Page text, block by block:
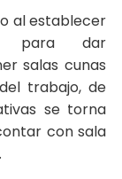
al establecer
para dar
salas cunas
trabajo, de
se torna
con sala